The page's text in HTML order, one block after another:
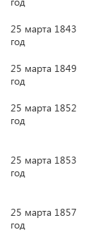
25 марта 1843
год
25 марта 1849
год
25 марта 1852
год
25 марта 1853
год
25 марта 1857
год